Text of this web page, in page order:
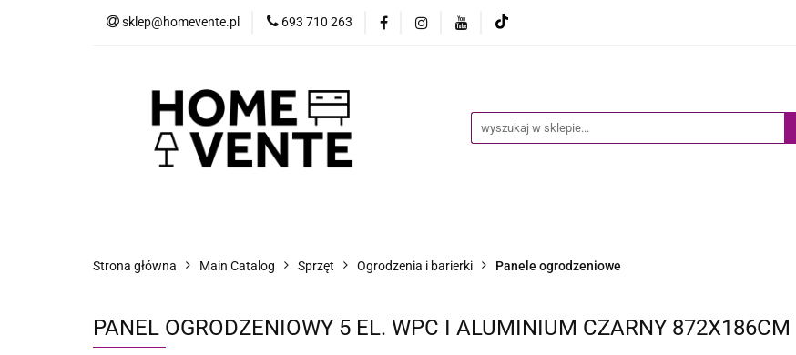
sklep@homevente.pl 693 710 263
Meble Dom i Ogród Narzędzia
Inne
Strona główna Main Catalog Sprzęt Ogrodzenia i barierki Panele ogrodzeniowe
PANEL OGRODZENIOWY 5 EL. WPC I ALUMINIUM CZARNY 872X186CM